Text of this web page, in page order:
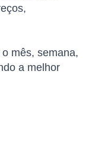
mês, semana,
a melhor